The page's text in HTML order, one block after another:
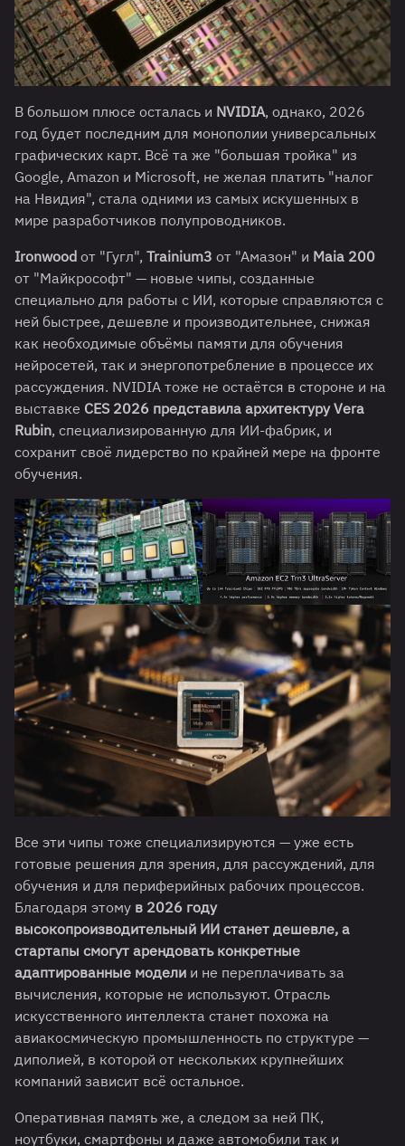
В большом плюсе осталась и NVIDIA, однако, 2026
год будет последним для монополии универсальных
графических карт. Всё та же "большая тройка" из
Google, Amazon и Microsoft, не желая платить "налог
на Нвидия", стала одними из самых искушенных в
мире разработчиков полупроводников.
Ironwood от "Гугл", Trainium3 от "Амазон" и Maia 200
от "Майкрософт" — новые чипы, созданные
специально для работы с ИИ, которые справляются с
ней быстрее, дешевле и производительнее, снижая
как необходимые объёмы памяти для обучения
нейросетей, так и энергопотребление в процессе их
рассуждения. NVIDIA тоже не остаётся в стороне и на
выставке CES 2026 представила архитектуру Vera
Rubin, специализированную для ИИ-фабрик, и
сохранит своё лидерство по крайней мере на фронте
обучения.
Все эти чипы тоже специализируются — уже есть
готовые решения для зрения, для рассуждений, для
обучения и для периферийных рабочих процессов.
Благодаря этому в 2026 году
высокопроизводительный ИИ станет дешевле, а
стартапы смогут арендовать конкретные
адаптированные модели и не переплачивать за
вычисления, которые не используют. Отрасль
искусственного интеллекта станет похожа на
авиакосмическую промышленность по структуре —
диполией, в которой от нескольких крупнейших
компаний зависит всё остальное.
Оперативная память же, а следом за ней ПК,
ноутбуки, смартфоны и даже автомобили так и